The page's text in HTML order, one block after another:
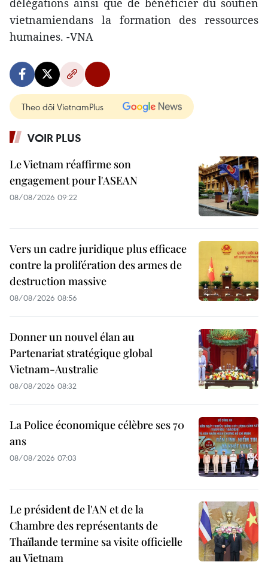
délégations ainsi que de bénéficier du soutien
vietnamiendans la formation des ressources
humaines. -VNA
Theo dõi VietnamPlus
VOIR PLUS
Le Vietnam réaffirme son
engagement pour l'ASEAN
08/08/2026 09:22
Vers un cadre juridique plus efficace
contre la prolifération des armes de
destruction massive
08/08/2026 08:56
Donner un nouvel élan au
Partenariat stratégique global
Vietnam-Australie
08/08/2026 08:32
La Police économique célèbre ses 70
ans
08/08/2026 07:03
Le président de l'AN et de la
Chambre des représentants de
Thaïlande termine sa visite officielle
au Vietnam